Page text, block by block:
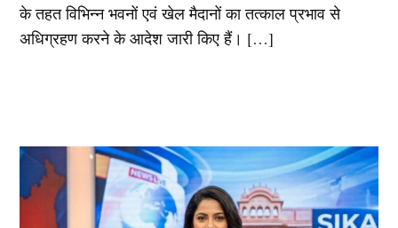
के तहत विभिन्न भवनों एवं खेल मैदानों का तत्काल प्रभाव से
अधिग्रहण करने के आदेश जारी किए हैं। […]